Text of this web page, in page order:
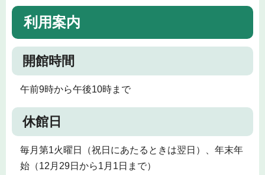
利用案内
開館時間
午前9時から午後10時まで
休館日
毎月第1火曜日（祝日にあたるときは翌日）、年末年
始（12月29日から1月1日まで）